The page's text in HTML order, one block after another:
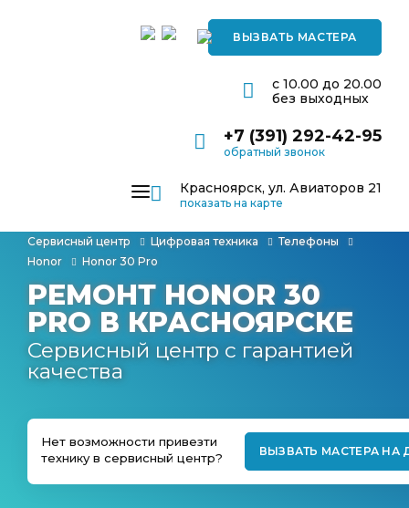
ВЫЗВАТЬ МАСТЕРА
с 10.00 до 20.00
без выходных
+7 (391) 292-42-95
обратный звонок
Красноярск, ул. Авиаторов 21
показать на карте
РЕМОНТ ЦИФРОВОЙ ТЕХНИКИ
КОРПОРАТИВНЫМ КЛИЕНТАМ
О КОМПАНИИ
ВАКАНСИИ
КОНТАКТЫ
Сервисный центр Цифровая техника
Телефоны
Honor
Honor 30 Pro
РЕМОНТ HONOR 30
PRO В КРАСНОЯРСКЕ
Сервисный центр с гарантией
качества
Нет возможности привезти
технику в сервисный центр?
ВЫЗВАТЬ МАСТЕРА НА